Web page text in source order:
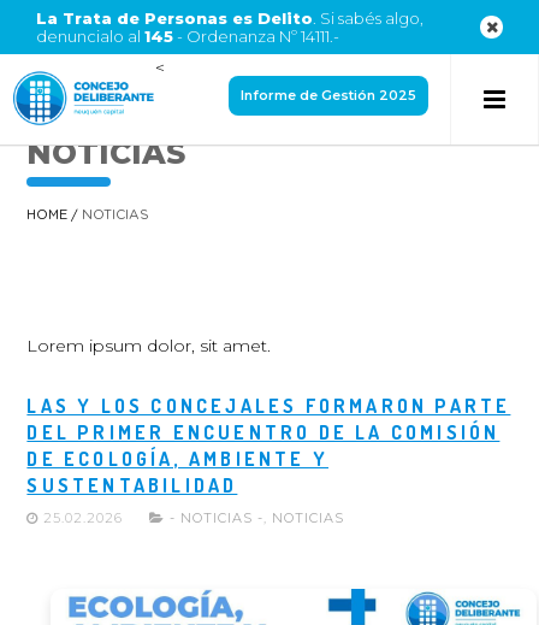
La Trata de Personas es Delito . Si sabés algo,
denuncialo al 145- Ordenanza Nº 14111.-
<
Informe de Gestión 2025
NOTICIAS
HOME / NOTICIAS
Lorem ipsum dolor, sit amet.
LAS Y LOS CONCEJALES FORMARON PARTE
DEL PRIMER ENCUENTRO DE LA COMISIÓN
DE ECOLOGÍA, AMBIENTE Y
SUSTENTABILIDAD
25.02.2026 - NOTICIAS - NOTICIAS